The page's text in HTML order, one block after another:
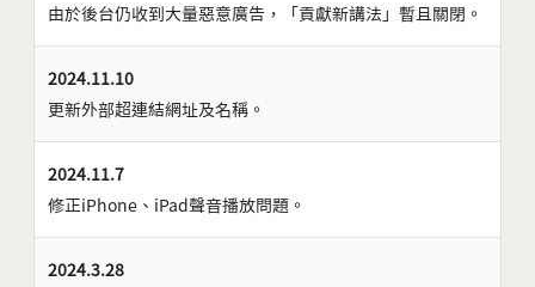
由於後台仍收到大量惡意廣告，「貢獻新講法」暫且關閉。
2024.11.10
更新外部超連結網址及名稱。
2024.11.7
修正iPhone、iPad聲音播放問題。
2024.3.28